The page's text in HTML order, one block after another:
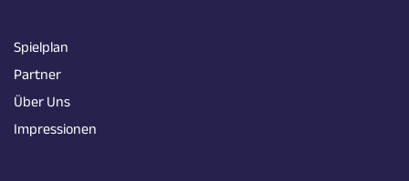
Spielplan
Partner
Über Uns
Impressionen